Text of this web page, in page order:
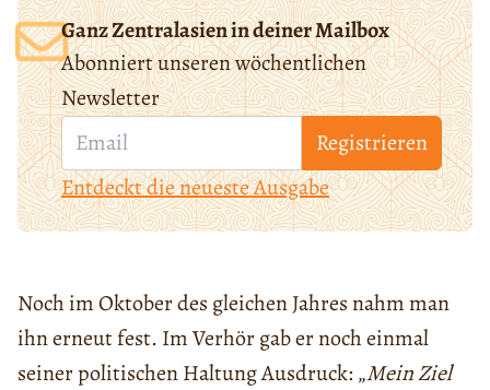
Ganz Zentralasien in deiner Mailbox
Abonniert unseren wöchentlichen
Newsletter
Registrieren
Entdeckt die neueste Ausgabe
Noch im Oktober des gleichen Jahres nahm man
ihn erneut fest. Im Verhör gab er noch einmal
seiner politischen Haltung Ausdruck: „Mein Ziel